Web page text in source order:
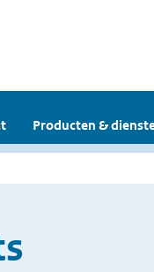
Producten &